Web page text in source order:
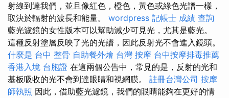
射線到達我們，並且像紅色，橙色，黃色或綠色光譜一樣，
取決於輻射的波長和能量。 wordpress 記帳士 成績 查詢
藍光濾鏡的女性版本可以幫助減少可見光，尤其是藍光。
這種反射塗層反映了光的光譜，因此反射光不會進入鏡頭。
什麼是 台中 整骨 自助餐外燴 台灣 按摩 台中按摩排毒推薦
香港入境 台胞證 在這兩個公告中，常見的是，反射的光和
基板吸收的光不會到達眼睛和視網膜。 註冊台灣公司 按摩
師執照 因此，借助藍光濾鏡，我們的眼睛能夠在更好的情